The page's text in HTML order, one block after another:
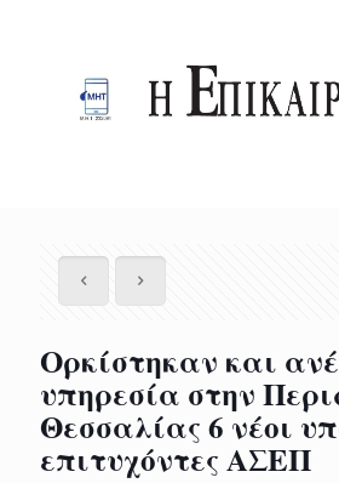
Ορκίστηκαν και
υπηρεσία στην
Θεσσαλίας 6 νέοι
επιτυχόντες ΑΣΕΠ